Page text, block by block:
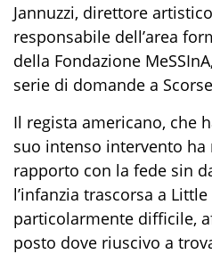
Jannuzzi, direttore
responsabile dell’area
della Fondazione
serie di domande a
Il regista americano, che
suo intenso intervento
rapporto con la fede sin
l’infanzia trascorsa a Little
particolarmente difficile,
posto dove riuscivo a